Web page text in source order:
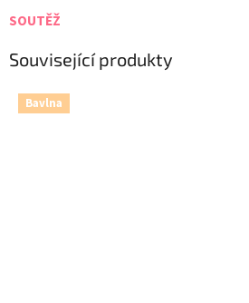
SOUTĚŽ
Související produkty
Bavlna